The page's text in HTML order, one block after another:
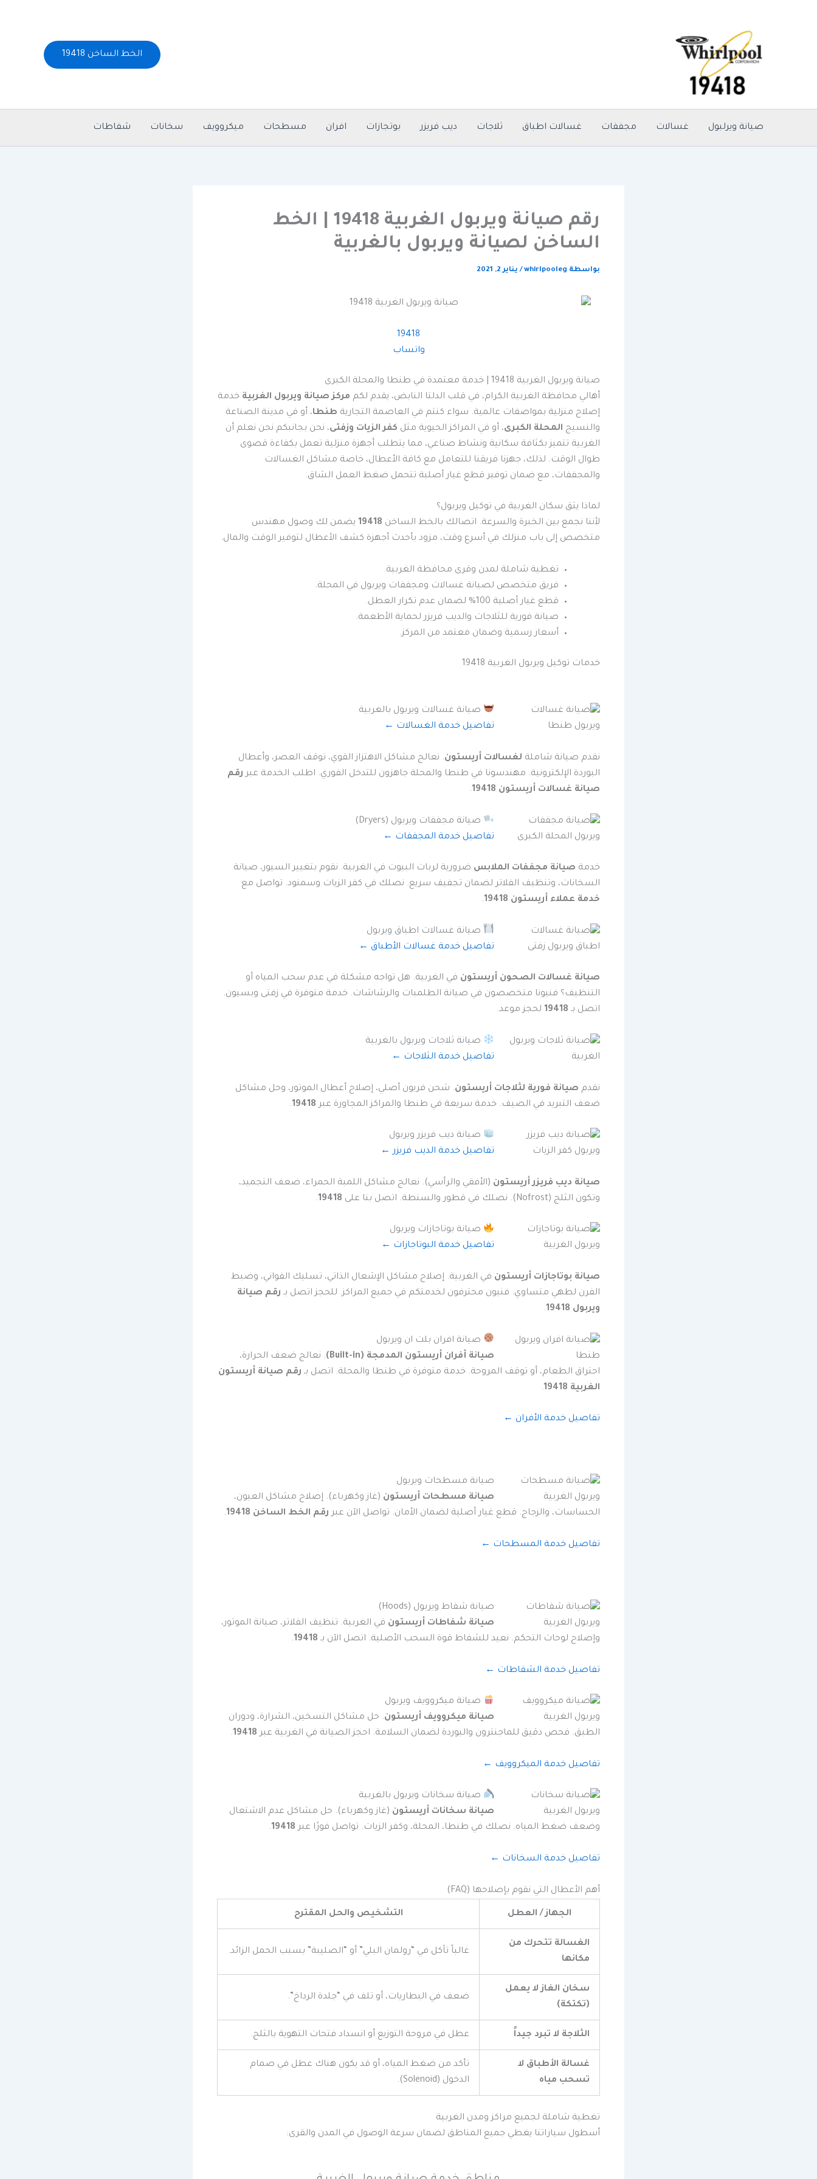
الخط الساخن 19418
صيانة ويرلبول غسالات مجففات غسالات اطباق ثلاجات ديب فريزر بوتجازات افران مسطحات ميكروويف سخانات شفاطات
رقم صيانة ويربول الغربية 19418 | الخط
الساخن لصيانة ويربول بالغربية
بواسطة whirlpooleg
/ يناير 2, 2021
19418
واتساب
صيانة ويربول الغربية 19418 | خدمة معتمدة في طنطا والمحلة الكبرى
أهالي محافظة الغربية الكرام، في قلب الدلتا النابض، يقدم لكم مركز صيانة ويربول الغربية خدمة
إصلاح منزلية بمواصفات عالمية. سواء كنتم في العاصمة التجارية طنطا، أو في مدينة الصناعة
والنسيج المحلة الكبرى، أو في المراكز الحيوية مثل كفر الزيات وزفتى، نحن بجانبكم.نحن نعلم أن
الغربية تتميز بكثافة سكانية ونشاط صناعي، مما يتطلب أجهزة منزلية تعمل بكفاءة قصوى
طوال الوقت. لذلك، جهزنا فريقنا للتعامل مع كافة الأعطال، خاصة مشاكل الغسالات
والمجففات، مع ضمان توفير قطع غيار أصلية تتحمل ضغط العمل الشاق.
لماذا يثق سكان الغربية في توكيل ويربول؟
لأننا نجمع بين الخبرة والسرعة. اتصالك بالخط الساخن 19418 يضمن لك وصول مهندس
متخصص إلى باب منزلك في أسرع وقت، مزود بأحدث أجهزة كشف الأعطال لتوفير الوقت والمال.
تغطية شاملة لمدن وقرى محافظة الغربية.
فريق متخصص لصيانة غسالات ومجففات ويربول في المحلة.
قطع غيار أصلية 100% لضمان عدم تكرار العطل.
صيانة فورية للثلاجات والديب فريزر لحماية الأطعمة.
أسعار رسمية وضمان معتمد من المركز.
خدمات توكيل ويربول الغربية 19418
صيانة غسالات ويربول بالغربية
تفاصيل خدمة الغسالات ←
نقدم صيانة شاملة لغسالات أريستون. نعالج مشاكل الاهتزاز القوي، توقف العصر، وأعطال
البوردة الإلكترونية. مهندسونا في طنطا والمحلة جاهزون للتدخل الفوري. اطلب الخدمة عبر رقم
صيانة غسالات أريستون 19418
.
صيانة مجففات ويربول (Dryers)
تفاصيل خدمة المجففات ←
خدمة صيانة مجففات الملابس ضرورية لربات البيوت في الغربية. نقوم بتغيير السيور، صيانة
السخانات، وتنظيف الفلاتر لضمان تجفيف سريع. نصلك في كفر الزيات وسمنود. تواصل مع
خدمة عملاء أريستون 19418
.
صيانة غسالات اطباق ويربول
تفاصيل خدمة غسالات الأطباق ←
صيانة غسالات الصحون أريستون في الغربية. هل تواجه مشكلة في عدم سحب المياه أو
التنظيف؟ فنيونا متخصصون في صيانة الطلمبات والرشاشات. خدمة متوفرة في زفتى وبسيون.
اتصل بـ 19418 لحجز موعد.
صيانة ثلاجات ويربول بالغربية
تفاصيل خدمة الثلاجات ←
نقدم صيانة فورية لثلاجات أريستون. شحن فريون أصلي، إصلاح أعطال الموتور، وحل مشاكل
ضعف التبريد في الصيف. خدمة سريعة في طنطا والمراكز المجاورة عبر 19418
.
صيانة ديب فريزر ويربول
تفاصيل خدمة الديب فريزر ←
صيانة ديب فريزر أريستون (الأفقي والرأسي). نعالج مشاكل اللمبة الحمراء، ضعف التجميد،
وتكون الثلج (Nofrost). نصلك في قطور والسنطة. اتصل بنا على
19418
.
صيانة بوتاجازات ويربول
تفاصيل خدمة البوتاجازات ←
صيانة بوتاجازات أريستون في الغربية. إصلاح مشاكل الإشعال الذاتي، تسليك الفواني، وضبط
الفرن لطهي متساوي. فنيون محترفون لخدمتكم في جميع المراكز. للحجز اتصل بـ رقم صيانة
ويربول 19418
.
صيانة افران بلت ان ويربول
صيانة أفران أريستون المدمجة (Built-in)
. نعالج ضعف الحرارة،
احتراق الطعام، أو توقف المروحة. خدمة متوفرة في طنطا والمحلة. اتصل بـ رقم صيانة أريستون
الغربية 19418
.
تفاصيل خدمة الأفران ←
صيانة مسطحات ويربول
صيانة مسطحات أريستون (غاز وكهرباء). إصلاح مشاكل العيون،
الحساسات، والزجاج. قطع غيار أصلية لضمان الأمان. تواصل الآن عبر رقم الخط الساخن 19418 .
تفاصيل خدمة المسطحات ←
صيانة شفاط ويربول (Hoods)
صيانة شفاطات أريستون في الغربية. تنظيف الفلاتر، صيانة الموتور،
وإصلاح لوحات التحكم. نعيد للشفاط قوة السحب الأصلية. اتصل الآن بـ 19418
.
تفاصيل خدمة الشفاطات ←
صيانة ميكروويف ويربول
صيانة ميكروويف أريستون. حل مشاكل التسخين، الشرارة، ودوران
الطبق. فحص دقيق للماجنترون والبوردة لضمان السلامة. احجز الصيانة في الغربية عبر 19418
.
تفاصيل خدمة الميكروويف ←
صيانة سخانات ويربول بالغربية
صيانة سخانات أريستون (غاز وكهرباء). حل مشاكل عدم الاشتعال
وضعف ضغط المياه. نصلك في طنطا، المحلة، وكفر الزيات. تواصل فورًا عبر 19418
.
تفاصيل خدمة السخانات ←
أهم الأعطال التي نقوم بإصلاحها (FAQ)
الجهاز / العطل التشخيص والحل المقترح
الغسالة تتحرك من
مكانها
غالباً تآكل في “رولمان البلي” أو “الصليبة” بسبب الحمل الزائد.
سخان الغاز لا يعمل
(تكتكة)
ضعف في البطاريات، أو تلف في “جلدة الرداخ”.
الثلاجة لا تبرد جيداً عطل في مروحة التوزيع أو انسداد فتحات التهوية بالثلج.
غسالة الأطباق لا
تسحب مياه
تأكد من ضغط المياه، أو قد يكون هناك عطل في صمام
الدخول (Solenoid).
تغطية شاملة لجميع مراكز ومدن الغربية
أسطول سياراتنا يغطي جميع المناطق لضمان سرعة الوصول في المدن والقرى: